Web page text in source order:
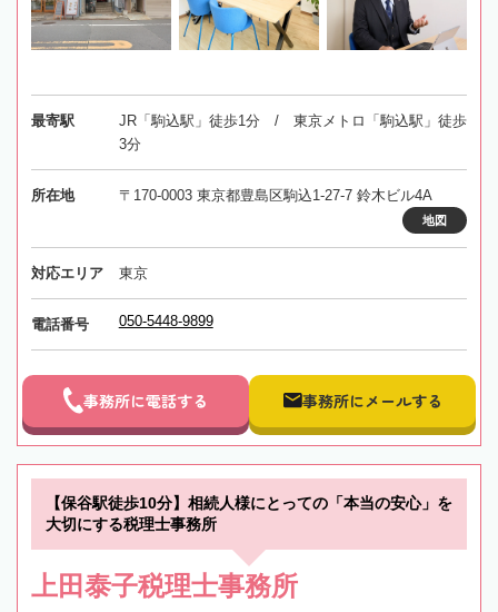
最寄駅
JR「駒込駅」徒歩1分 / 東京メトロ「駒込駅」徒歩
3分
所在地 〒170-0003 東京都豊島区駒込1-27-7 鈴木ビル4A
地図
対応エリア 東京
電話番号 050-5448-9899
事務所に電話する 事務所にメールする
【保谷駅徒歩10分】相続人様にとっての「本当の安心」を
大切にする税理士事務所
上田泰子税理士事務所